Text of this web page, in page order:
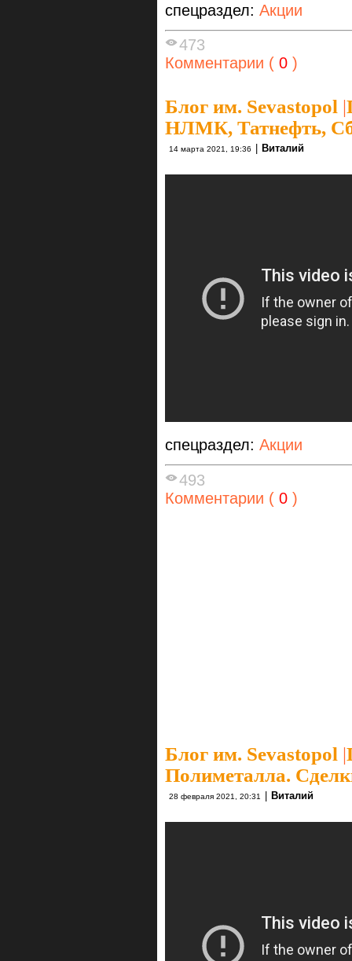
спецраздел: Акции
473
Комментарии ( 0 )
Блог им. Sevastopol |
НЛМК, Татнефть,
14 марта 2021, 19:36 Виталий
спецраздел: Акции
493
Комментарии ( 0 )
Блог им. Sevastopol |
Полиметалла.
28 февраля 2021, 20:31 | Виталий